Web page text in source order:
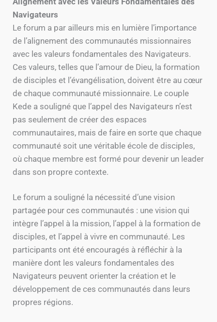
Navigateurs
Le forum a par ailleurs mis en lumière l’importance
de l’alignement des communautés missionnaires
avec les valeurs fondamentales des Navigateurs.
Ces valeurs, telles que l’amour de Dieu, la formation
de disciples et l’évangélisation, doivent être au cœur
de chaque communauté missionnaire. Le couple
Kede a souligné que l’appel des Navigateurs n’est
pas seulement de créer des espaces
communautaires, mais de faire en sorte que chaque
communauté soit une véritable école de disciples,
où chaque membre est formé pour devenir un leader
dans son propre contexte.
Le forum a souligné la nécessité d’une vision
partagée pour ces communautés : une vision qui
intègre l’appel à la mission, l’appel à la formation de
disciples, et l’appel à vivre en communauté. Les
participants ont été encouragés à réfléchir à la
manière dont les valeurs fondamentales des
Navigateurs peuvent orienter la création et le
développement de ces communautés dans leurs
propres régions.